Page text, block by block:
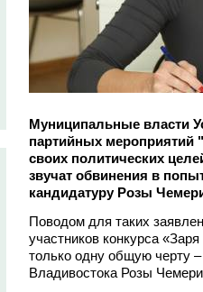
Муниципальные власти
партийных мероприятий
своих политических
звучат обвинения в
кандидатуру Розы
Поводом для таких
участников конкурса
только одну общую черту
Владивостока Розы